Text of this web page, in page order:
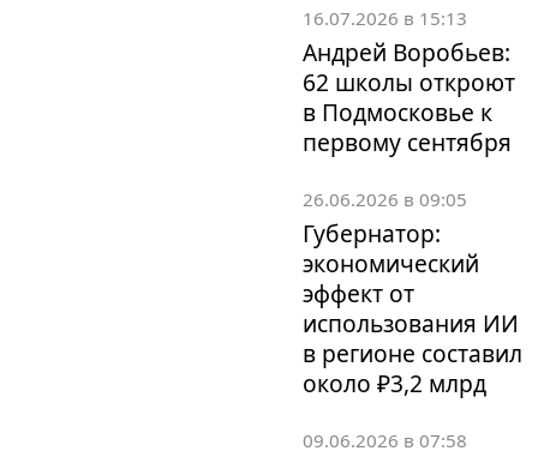
16.07.2026 в 15:13
Андрей Воробьев:
62 школы откроют
в Подмосковье к
первому сентября
26.06.2026 в 09:05
Губернатор:
экономический
эффект от
использования ИИ
в регионе составил
около ₽3,2 млрд
09.06.2026 в 07:58